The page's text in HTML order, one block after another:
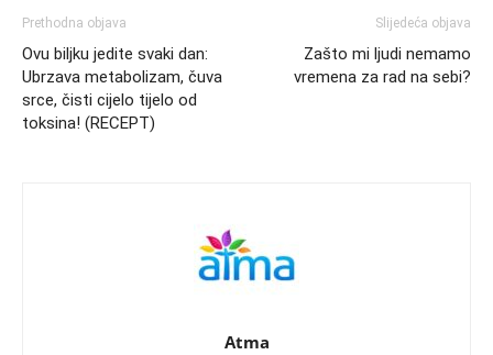
Prethodna objava
Ovu biljku jedite svaki dan:
Ubrzava metabolizam, čuva
srce, čisti cijelo tijelo od
toksina! (RECEPT)
Slijedeća objava
Zašto mi ljudi nemamo
vremena za rad na sebi?
Atma